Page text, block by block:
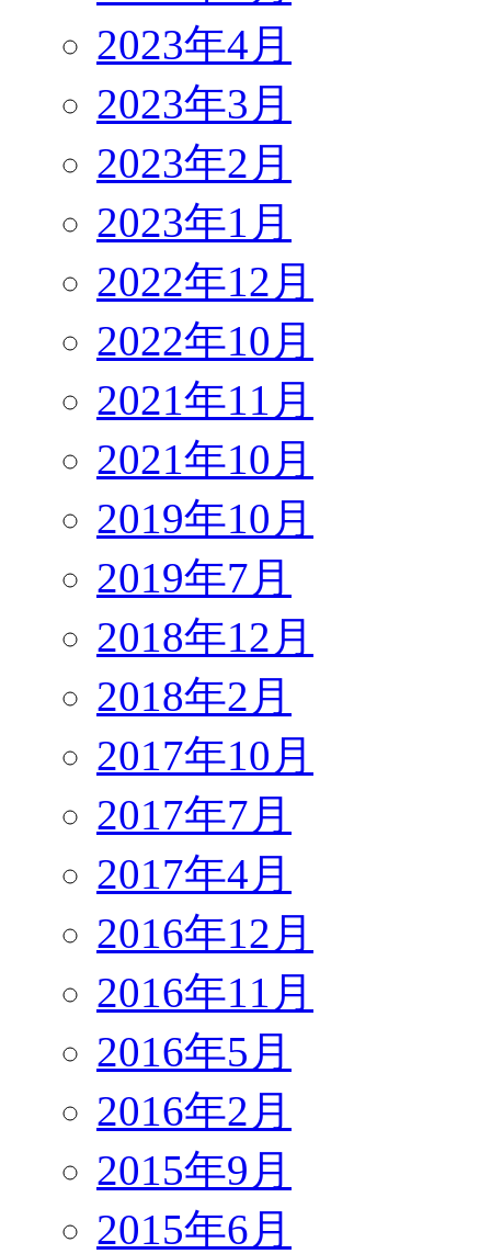
2023年4月
2023年3月
2023年2月
2023年1月
2022年12月
2022年10月
2021年11月
2021年10月
2019年10月
2019年7月
2018年12月
2018年2月
2017年10月
2017年7月
2017年4月
2016年12月
2016年11月
2016年5月
2016年2月
2015年9月
2015年6月